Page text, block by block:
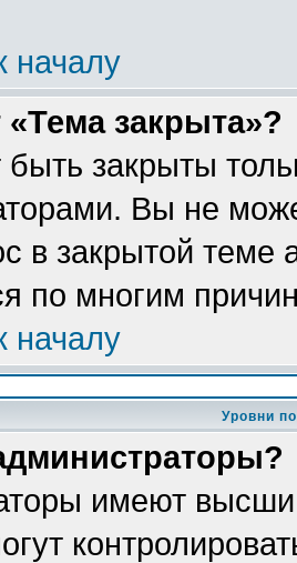
началу
«Тема закрыта»?
закрыты
Вы не
в закрытой теме
по многим
началу
Уровни
имеют